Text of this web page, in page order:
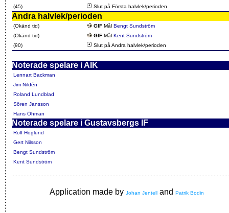
(45)
Slut på Första halvlek/perioden
Andra halvlek/perioden
(Okänd tid) GIF Mål Bengt Sundström
(Okänd tid)
GIF Mål Kent Sundström
(90)
Slut på Andra halvlek/perioden
Noterade spelare i AIK
Lennart Backman
Jim Nildén
Roland Lundblad
Sören Jansson
Hans Öhman
Noterade spelare i Gustavsbergs IF
Rolf Höglund
Gert Nilsson
Bengt Sundström
Kent Sundström
Application made by Johan Jentell and Patrik Bodin